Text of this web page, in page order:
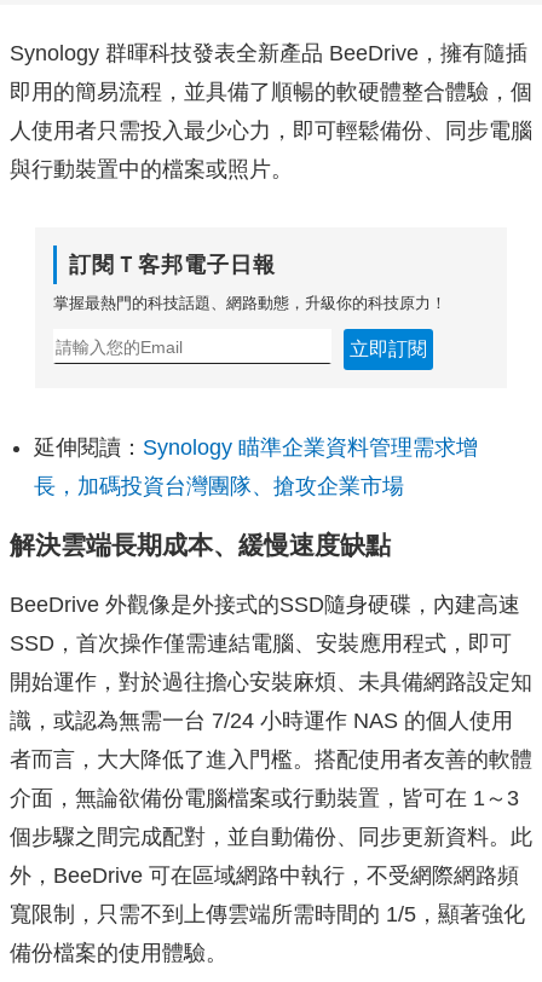
Synology 群暉科技發表全新產品 BeeDrive，擁有隨插
即用的簡易流程，並具備了順暢的軟硬體整合體驗，個
人使用者只需投入最少心力，即可輕鬆備份、同步電腦
與行動裝置中的檔案或照片。
訂閱Ｔ客邦電子日報
掌握最熱門的科技話題、網路動態，升級你的科技原力！
立即訂閱
延伸閱讀： Synology 瞄準企業資料管理需求增
長，加碼投資台灣團隊、搶攻企業市場
解決雲端長期成本、緩慢速度缺點
BeeDrive 外觀像是外接式的SSD隨身硬碟，內建高速
SSD，首次操作僅需連結電腦、安裝應用程式，即可
開始運作，對於過往擔心安裝麻煩、未具備網路設定知
識，或認為無需一台 7/24 小時運作 NAS 的個人使用
者而言，大大降低了進入門檻。搭配使用者友善的軟體
介面，無論欲備份電腦檔案或行動裝置，皆可在 1～3
個步驟之間完成配對，並自動備份、同步更新資料。此
外，BeeDrive 可在區域網路中執行，不受網際網路頻
寬限制，只需不到上傳雲端所需時間的 1/5，顯著強化
備份檔案的使用體驗。